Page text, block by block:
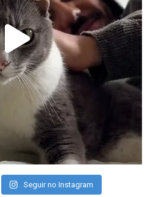
Seguir no Instagram